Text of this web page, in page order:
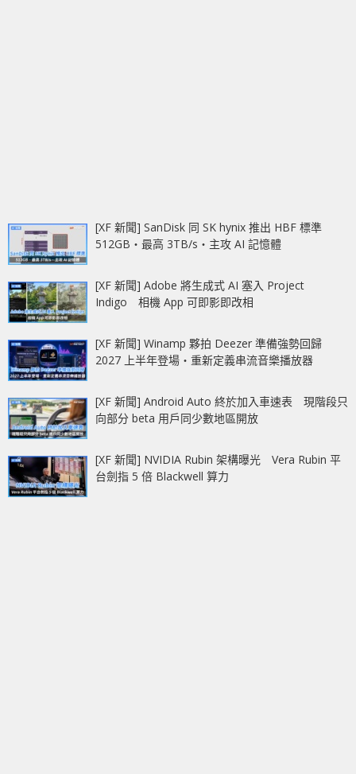
[XF 新聞] SanDisk 同 SK hynix 推出 HBF 標準
512GB‧最高 3TB/s‧主攻 AI 記憶體
[XF 新聞] Adobe 將生成式 AI 塞入 Project
Indigo 相機 App 可即影即改相
[XF 新聞] Winamp 夥拍 Deezer 準備強勢回歸
2027 上半年登場‧重新定義串流音樂播放器
[XF 新聞] Android Auto 終於加入車速表 現階段只
向部分 beta 用戶同少數地區開放
[XF 新聞] NVIDIA Rubin 架構曝光 Vera Rubin 平
台劍指 5 倍 Blackwell 算力